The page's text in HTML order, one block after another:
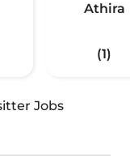
Athira
(1)
Jobs